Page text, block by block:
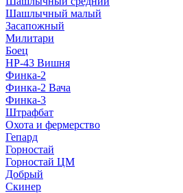
Шашлычный малый
Засапожный
Милитари
Боец
НР-43 Вишня
Финка-2
Финка-2 Вача
Финка-3
Штрафбат
Охота и фермерство
Гепард
Горностай
Горностай ЦМ
Добрый
Скинер